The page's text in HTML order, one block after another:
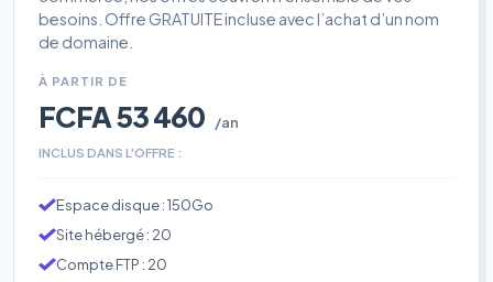
besoins. Offre GRATUITE incluse avec l’achat d’un nom
de domaine.
À PARTIR DE
FCFA 53 460 /an
INCLUS DANS L'OFFRE :
Espace disque : 150Go
Site hébergé : 20
Compte FTP : 20